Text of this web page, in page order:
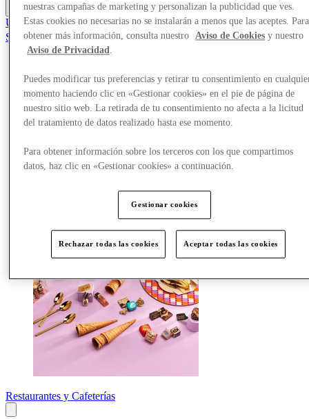
Más
Únete al Club
Salvado
es
Ofertas
Planifica tu visita
¿Qué pasa?
Comer y beber
Servicios
Restaurantes y Cafeterías
nuestras campañas de marketing y personalizan la publicidad que ves.
Estas cookies no necesarias no se instalarán a menos que las aceptes. Para
obtener más información, consulta nuestro
Aviso de Cookies y nuestro
Aviso de Privacidad.
Puedes modificar tus preferencias y retirar tu consentimiento en
momento haciendo clic en «Gestionar cookies» en el pie de página de
nuestro sitio web. La retirada de tu consentimiento no afecta a la licitud
del tratamiento de datos realizado hasta ese momento.
Para obtener información sobre los terceros con los que compartimos
datos, haz clic en «Gestionar cookies» a continuación.
Gestionar cookies
Rechazar todas las cookies Aceptar todas las cookies